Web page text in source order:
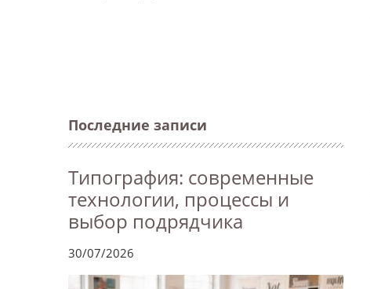
Последние записи
Типография: современные
технологии, процессы и
выбор подрядчика
30/07/2026